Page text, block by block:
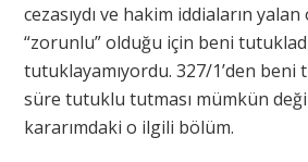
cezasıydı ve hakim iddiaların
“zorunlu” olduğu için beni
tutuklayamıyordu. 327/1’den beni
süre tutuklu tutması mümkün
kararımdaki o ilgili bölüm.